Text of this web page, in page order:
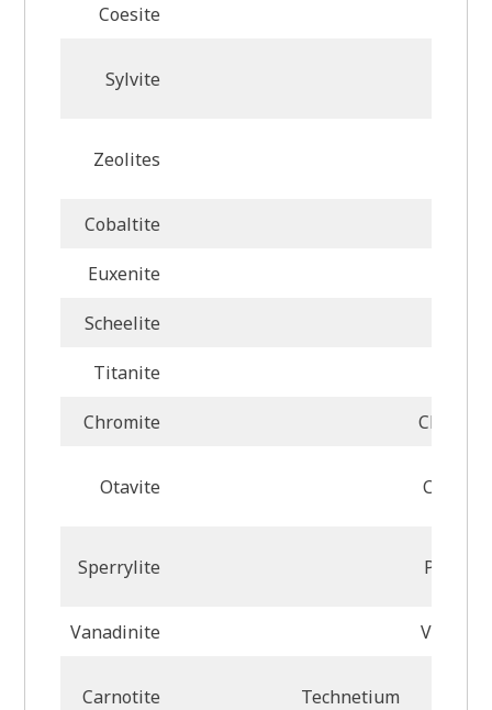
Coesite
Sylvite
Zeolites
Cobaltite
Euxenite
Scheelite
Titanite
Chromite
Otavite
Sperrylite
Vanadinite
Carnotite Technetium